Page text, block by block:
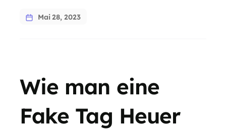
Mai 28, 2023
Wie man eine
Fake Tag Heuer